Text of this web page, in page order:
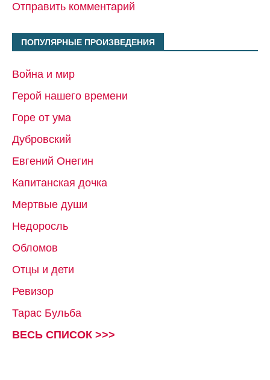
Отправить комментарий
ПОПУЛЯРНЫЕ ПРОИЗВЕДЕНИЯ
Война и мир
Герой нашего времени
Горе от ума
Дубровский
Евгений Онегин
Капитанская дочка
Мертвые души
Недоросль
Обломов
Отцы и дети
Ревизор
Тарас Бульба
ВЕСЬ СПИСОК >>>